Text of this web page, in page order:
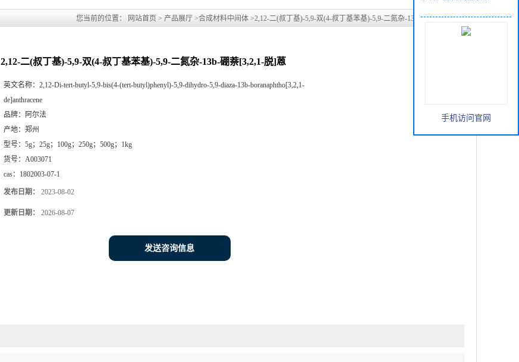
您当前的位置： 网站首页 > 产品展厅 >合成材料中间体 >2,12-二(叔丁基)-5,9-双(4-叔丁基苯基)-5,9-二氮杂-13b-硼萘[3,2,1-脱]蒽
2,12-二(叔丁基)-5,9-双(4-叔丁基苯基)-5,9-二氮杂-13b-硼萘[3,2,1-脱]蒽
英文名称： 2,12-Di-tert-butyl-5,9-bis(4-(tert-butyl)phenyl)-5,9-dihydro-5,9-diaza-13b-boranaphtho[3,2,1-
de]anthracene
品牌：
阿尔法
产地： 郑州
型号： 5g；25g；100g；250g；500g；1kg
货号： A003071
cas： 1802003-07-1
发布日期： 2023-08-02
更新日期： 2026-08-07
发送咨询信息
手机访问官网